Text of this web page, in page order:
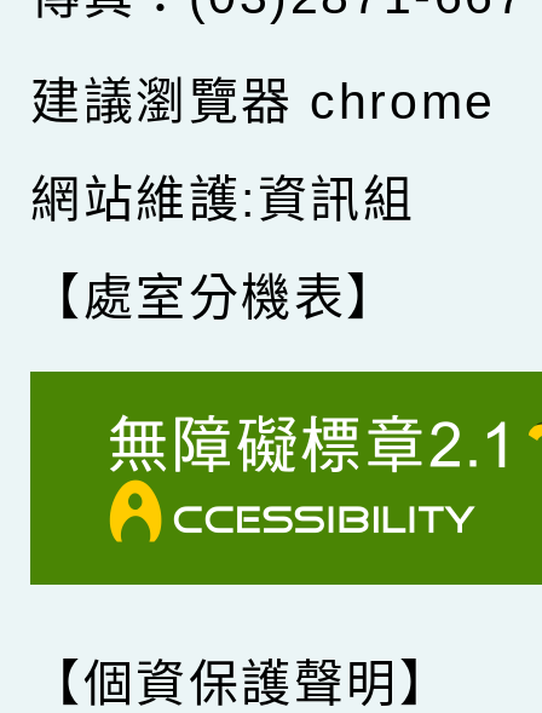
建議瀏覽器 chrome
網站維護:資訊組
【處室分機表】
【個資保護聲明】